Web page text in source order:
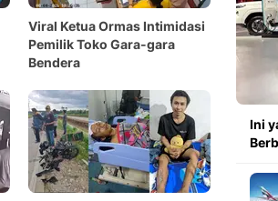
Viral Ketua Ormas Intimidasi
Pemilik Toko Gara-gara
Bendera
Ini